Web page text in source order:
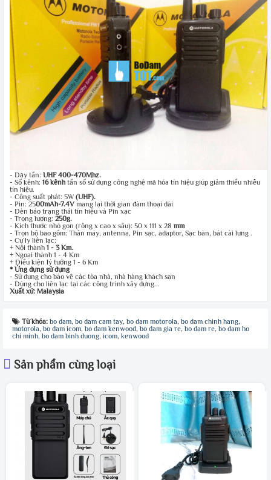
- Dãy tần: UHF 400-470Mhz.
- Số kênh: 16 kênh tần số sử dụng công nghệ mã hóa tín hiệu giúp giảm thiểu nhiễu
tín hiệu.
- Công suất phát: 5W (UHF).
- Pin: 2500mAh-7.4V mang lại thời gian đàm thoại dài
- Đèn báo trạng thái tín hiệu và Pin xạc
- Trọng lượng: 250g.
- Kích thước nhỏ gọn (rộng x cao x sâu): 50 x 111 x 28 mm
- Trọn bộ bao gồm: Thân máy, antenna, Pin sạc, adaptor, Sạc bàn, bát cài lưng .
- Cự ly liên lạc:
+ Nội thành 1 - 3 Km.
+ Ngoại thành 1 - 4 Km
+ Điều kiện lý tưởng 1 - 6 Km
* Ứng dụng sử dụng
- Sử dụng cho bảo vệ các tòa nhà, nhà hàng khách sạn
- Dùng cho liên lạc tại các công trình xây dựng...
Xuất xứ: Malaysia
Từ khóa: bo dam, bo dam cam tay, bo dam motorola, bo dam chinh hang,
motorola, bo dam icom, bo dam kenwood, bo dam gia re, bo dam re, bo dam ho
chi minh, bo dam binh duong, icom, kenwood
Sản phẩm cùng loại